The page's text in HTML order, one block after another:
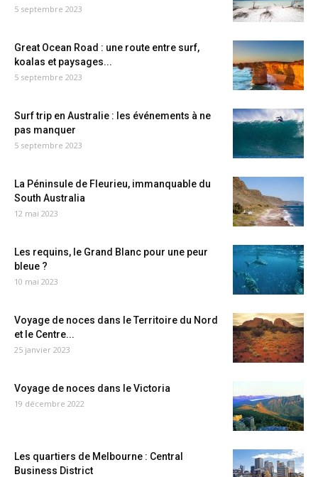
5 septembre 2023
Great Ocean Road : une route entre surf,
koalas et paysages...
5 septembre 2023
Surf trip en Australie : les événements à ne
pas manquer
5 septembre 2023
La Péninsule de Fleurieu, immanquable du
South Australia
12 mai 2023
Les requins, le Grand Blanc pour une peur
bleue ?
10 mai 2023
Voyage de noces dans le Territoire du Nord
et le Centre...
25 janvier 2023
Voyage de noces dans le Victoria
19 décembre 2022
Les quartiers de Melbourne : Central
Business District